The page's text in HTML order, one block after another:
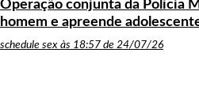
Operação conjunta da Polícia
homem e apreende
schedule sex às 18:57 de 24/07/26